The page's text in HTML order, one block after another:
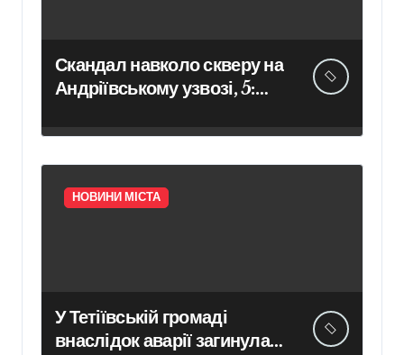
Скандал навколо скверу на
Андріївському узвозі, 5:
погодження робіт –
Новини Києва
НОВИНИ МІСТА
У Тетіївській громаді
внаслідок аварії загинула